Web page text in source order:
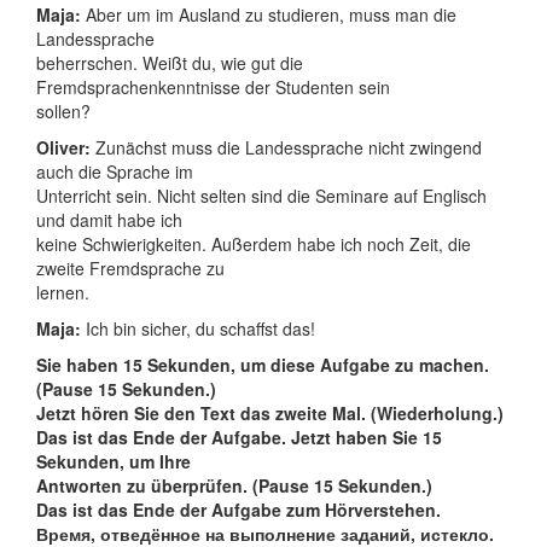
Maja: Aber um im Ausland zu studieren, muss man die
Landessprache
beherrschen. Weißt du, wie gut die
Fremdsprachenkenntnisse der Studenten sein
sollen?
Oliver: Zunächst muss die Landessprache nicht zwingend
auch die Sprache im
Unterricht sein. Nicht selten sind die Seminare auf Englisch
und damit habe ich
keine Schwierigkeiten. Außerdem habe ich noch Zeit, die
zweite Fremdsprache zu
lernen.
Maja: Ich bin sicher, du schaffst das!
Sie haben 15 Sekunden, um diese Aufgabe zu machen.
(Pause 15 Sekunden.)
Jetzt hören Sie den Text das zweite Mal. (Wiederholung.)
Das ist das Ende der Aufgabe. Jetzt haben Sie 15
Sekunden, um Ihre
Antworten zu überprüfen. (Pause 15 Sekunden.)
Das ist das Ende der Aufgabe zum Hörverstehen.
Время, отведённое на выполнение заданий, истекло.